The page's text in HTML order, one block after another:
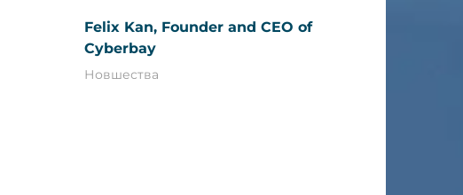
Felix Kan, Founder and CEO of
Cyberbay
Новшества